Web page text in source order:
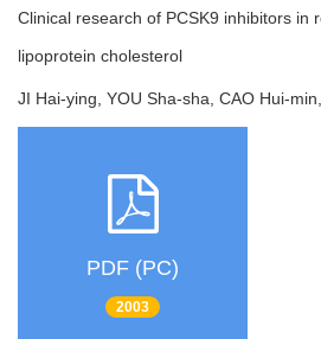
Clinical research of PCSK9 inhibitors in
lipoprotein cholesterol
JI Hai-ying, YOU Sha-sha, CAO Hui-
PDF (PC)
2003